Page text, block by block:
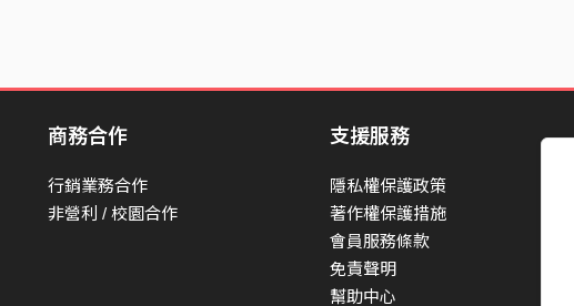
can you feel
而你說這是我的命
商務合作
行銷業務合作
非營利 / 校園合作
支援服務
隱私權保護政策
著作權保護措施
會員服務條款
免責聲明
幫助中心